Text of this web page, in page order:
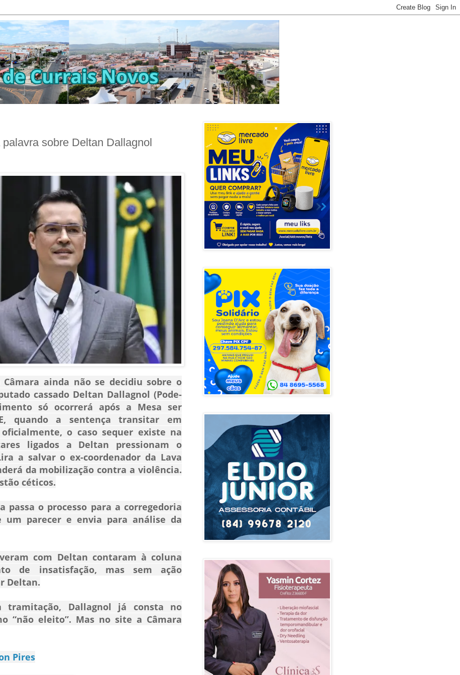
sobre Deltan Dallagnol
ainda não se decidiu sobre o
cassado Deltan Dallagnol (Pode-
só ocorrerá após a Mesa ser
quando a sentença transitar em
o caso sequer existe na
ligados a Deltan pressionam o
a salvar o ex-coordenador da Lava
da mobilização contra a violência.
céticos.
passa o processo para a corregedoria
um parecer e envia para análise da
com Deltan contaram à coluna
de insatisfação, mas sem ação
Deltan.
tramitação, Dallagnol já consta no
“não eleito”. Mas no site a Câmara
Pires